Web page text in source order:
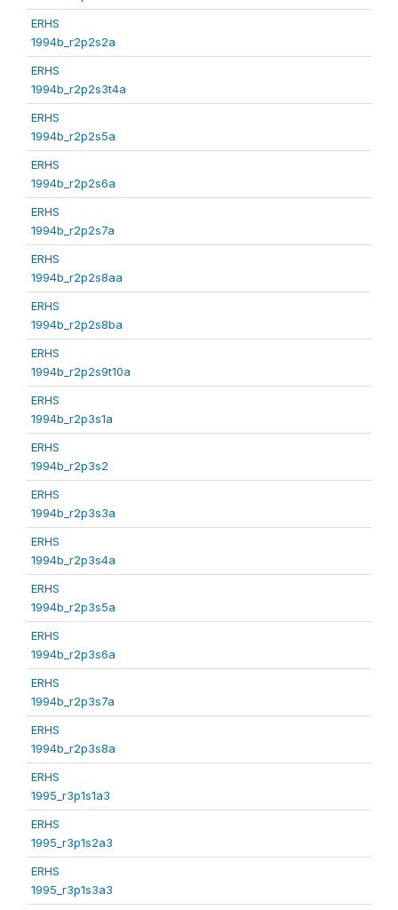
ERHS
1994b_r2p2s2a
ERHS
1994b_r2p2s3t4a
ERHS
1994b_r2p2s5a
ERHS
1994b_r2p2s6a
ERHS
1994b_r2p2s7a
ERHS
1994b_r2p2s8aa
ERHS
1994b_r2p2s8ba
ERHS
1994b_r2p2s9t10a
ERHS
1994b_r2p3s1a
ERHS
1994b_r2p3s2
ERHS
1994b_r2p3s3a
ERHS
1994b_r2p3s4a
ERHS
1994b_r2p3s5a
ERHS
1994b_r2p3s6a
ERHS
1994b_r2p3s7a
ERHS
1994b_r2p3s8a
ERHS
1995_r3p1s1a3
ERHS
1995_r3p1s2a3
ERHS
1995_r3p1s3a3